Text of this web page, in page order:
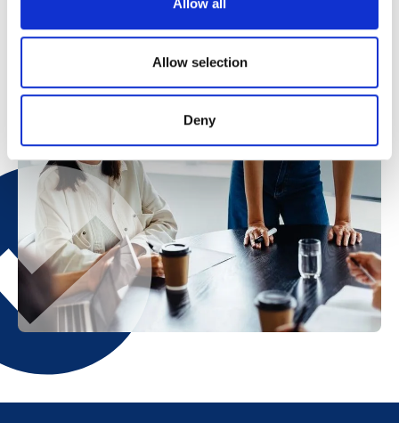
Allow all
Allow selection
Deny